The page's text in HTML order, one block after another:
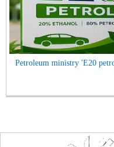
Petroleum ministry 'E20